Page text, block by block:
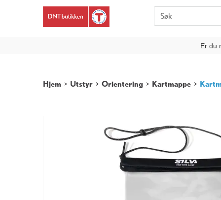
Er du
Hjem > Utstyr > Orientering > Kartmappe >